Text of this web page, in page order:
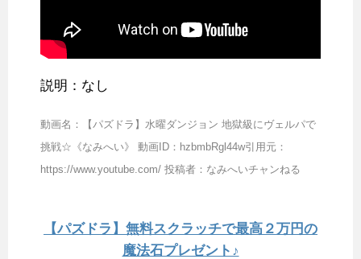
説明：なし
動画名：【パズドラ】水曜ダンジョン 地獄級にヴェルパで
挑戦☆《なみへい》 動画ID：hzbmbRgl44w引用元：
https://www.youtube.com/ 投稿者：なみへいチャンねる
【パズドラ】無料スクラッチで最高２万円の
魔法石プレゼント♪